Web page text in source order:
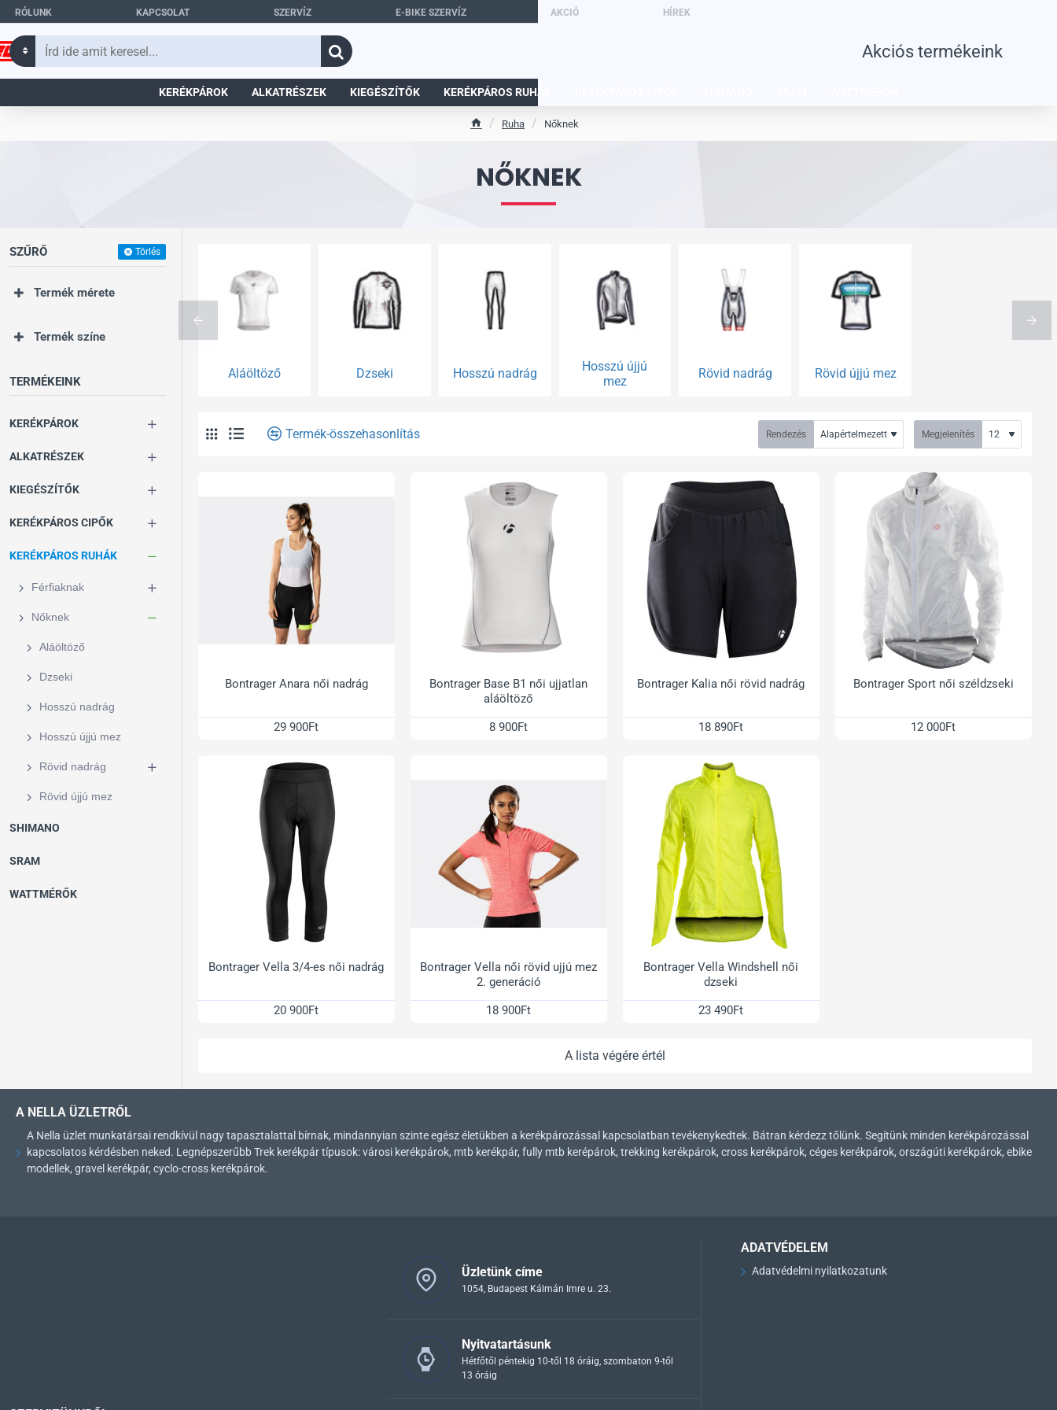
RÓLUNK KAPCSOLAT SZERVÍZ E-BIKE SZERVÍZ AKCIÓ HÍREK
Írd
Akciós termékeink
KERÉKPÁROK ALKATRÉSZEK KIEGÉSZÍTŐK KERÉKPÁROS RUHÁK
NŐKNEK
Ruha Nőknek
SZŰRŐ Törlés
Termék mérete
Termék színe
TERMÉKEINK
KERÉKPÁROK
ALKATRÉSZEK
KIEGÉSZÍTŐK
KERÉKPÁROS CIPŐK
KERÉKPÁROS RUHÁK
Férfiaknak
Nőknek
Aláöltöző
Dzseki
Hosszú nadrág
Hosszú újjú mez
Rövid nadrág
Rövid újjú mez
SHIMANO
SRAM
WATTMÉRŐK
Aláöltöző Dzseki Hosszú nadrág
Hosszú újjú
mez
Rövid nadrág Rövid újjú mez
Termék-összehasonlítás Rendezés Megjelenítés
Bontrager Anara női nadrág
29 900Ft
Bontrager Base B1 női ujjatlan
aláöltöző
8 900Ft
Bontrager Kalia női rövid nadrág
18 890Ft
Bontrager Sport női széldzseki
12 000Ft
Bontrager Vella 3/4-es női nadrág
20 900Ft
Bontrager Vella női rövid ujjú mez
2. generáció
18 900Ft
Bontrager Vella Windshell női
dzseki
23 490Ft
A lista végére értél
A NELLA ÜZLETRŐL
A Nella üzlet munkatársai rendkívül nagy tapasztalattal bírnak, mindannyian szinte egész életükben a kerékpározással kapcsolatban tevékenykedtek. Bátran kérdezz tőlünk. Segítünk minden kerékpározással
kapcsolatos kérdésben neked. Legnépszerűbb Trek kerékpár típusok: városi kerékpárok, mtb kerékpár, fully mtb kerépárok, trekking kerékpárok, cross kerékpárok, céges kerékpárok, országúti kerékpárok, ebike
modellek, gravel kerékpár, cyclo-cross kerékpárok.
Üzletünk címe
1054, Budapest Kálmán Imre u. 23.
Nyitvatartásunk
Hétfőtől péntekig 10-től 18 óráig, szombaton 9-től
13 óráig
ADATVÉDELEM
Adatvédelmi nyilatkozatunk